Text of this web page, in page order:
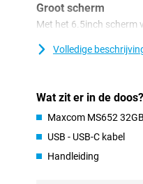
Groot scherm
Met het 6.5inch scherm
dagelijks gebruik. Door
Lange batterijduur
De 5.000mAh-batterij
hoeft je dus geen zorgen
maximale uit elke
Volledige
Wat zit er in de doos?
Maxcom MS652
USB - USB-C kabel
Handleiding